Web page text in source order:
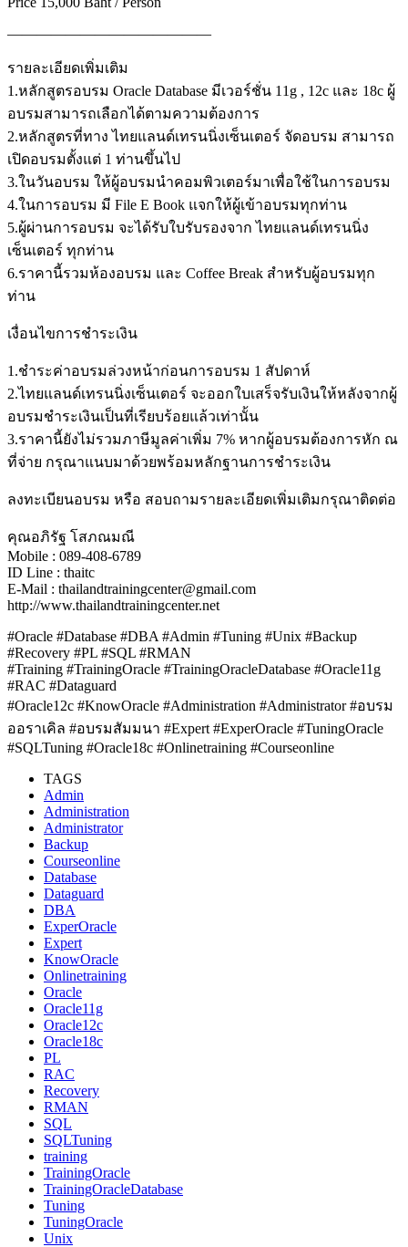
——————————————
รายละเอียดเพิ่มเติม
1.หลักสูตรอบรม Oracle Database มีเวอร์ชั่น 11g , 12c และ 18c ผู้
อบรมสามารถเลือกได้ตามความต้องการ
2.หลักสูตรที่ทาง ไทยแลนด์เทรนนิ่งเซ็นเตอร์ จัดอบรม สามารถ
เปิดอบรมตั้งแต่ 1 ท่านขึ้นไป
3.ในวันอบรม ให้ผู้อบรมนำคอมพิวเตอร์มาเพื่อใช้ในการอบรม
4.ในการอบรม มี File E Book แจกให้ผู้เข้าอบรมทุกท่าน
5.ผู้ผ่านการอบรม จะได้รับใบรับรองจาก ไทยแลนด์เทรนนิ่ง
เซ็นเตอร์ ทุกท่าน
6.ราคานี้รวมห้องอบรม และ Coffee Break สำหรับผู้อบรมทุก
ท่าน
เงื่อนไขการชำระเงิน
1.ชำระค่าอบรมล่วงหน้าก่อนการอบรม 1 สัปดาห์
2.ไทยแลนด์เทรนนิ่งเซ็นเตอร์ จะออกใบเสร็จรับเงินให้หลังจากผู้
อบรมชำระเงินเป็นที่เรียบร้อยแล้วเท่านั้น
3.ราคานี้ยังไม่รวมภาษีมูลค่าเพิ่ม 7% หากผู้อบรมต้องการหัก ณ
ที่จ่าย กรุณาแนบมาด้วยพร้อมหลักฐานการชำระเงิน
ลงทะเบียนอบรม หรือ สอบถามรายละเอียดเพิ่มเติมกรุณาติดต่อ
คุณอภิรัฐ โสภณมณี
Mobile : 089-408-6789
ID Line : thaitc
E-Mail : thailandtrainingcenter@gmail.com
http://www.thailandtrainingcenter.net
#Oracle #Database #DBA #Admin #Tuning #Unix #Backup
#Recovery #PL #SQL #RMAN
#Training #TrainingOracle #TrainingOracleDatabase #Oracle11g
#RAC #Dataguard
#Oracle12c #KnowOracle #Administration #Administrator #อบรม
ออราเคิล #อบรมสัมมนา #Expert #ExperOracle #TuningOracle
#SQLTuning #Oracle18c #Onlinetraining #Courseonline
TAGS
Admin
Administration
Administrator
Backup
Courseonline
Database
Dataguard
DBA
ExperOracle
Expert
KnowOracle
Onlinetraining
Oracle
Oracle11g
Oracle12c
Oracle18c
PL
RAC
Recovery
RMAN
SQL
SQLTuning
training
TrainingOracle
TrainingOracleDatabase
Tuning
TuningOracle
Unix